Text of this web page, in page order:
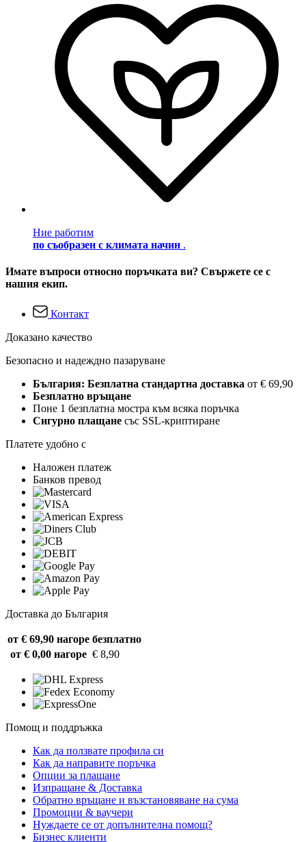
Ние работим
по съобразен с климата начин .
Имате въпроси относно поръчката ви? Свържете се с
нашия екип.
Контакт
Доказано качество
Безопасно и надеждно пазаруване
България: Безплатна стандартна доставка от € 69,90
Безплатно връщане
Поне 1 безплатна мостра към всяка поръчка
Сигурно плащане със SSL-криптиране
Платете удобно с
Наложен платеж
Банков превод
Доставка до България
от € 69,90 нагоре безплатно
от € 0,00 нагоре € 8,90
Помощ и поддръжка
Как да ползвате профила си
Как да направите поръчка
Опции за плащане
Изпращане & Доставка
Обратно връщане и възстановяване на сума
Промоции & ваучери
Нуждаете се от допълнителна помощ?
Бизнес клиенти